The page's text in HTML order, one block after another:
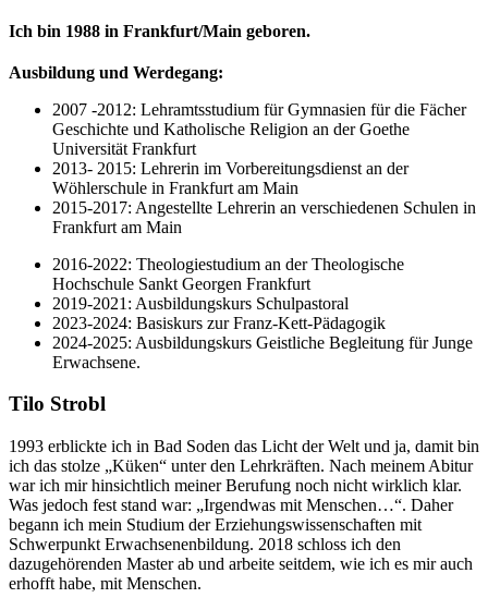
Ich bin 1988 in Frankfurt/Main geboren.
Ausbildung und Werdegang:
2007 -2012: Lehramtsstudium für Gymnasien für die Fächer
Geschichte und Katholische Religion an der Goethe
Universität Frankfurt
2013- 2015: Lehrerin im Vorbereitungsdienst an der
Wöhlerschule in Frankfurt am Main
2015-2017: Angestellte Lehrerin an verschiedenen Schulen in
Frankfurt am Main
2016-2022: Theologiestudium an der Theologische
Hochschule Sankt Georgen Frankfurt
2019-2021: Ausbildungskurs Schulpastoral
2023-2024: Basiskurs zur Franz-Kett-Pädagogik
2024-2025: Ausbildungskurs Geistliche Begleitung für Junge
Erwachsene.
Tilo Strobl
1993 erblickte ich in Bad Soden das Licht der Welt und ja, damit bin
ich das stolze „Küken“ unter den Lehrkräften. Nach meinem Abitur
war ich mir hinsichtlich meiner Berufung noch nicht wirklich klar.
Was jedoch fest stand war: „Irgendwas mit Menschen…“. Daher
begann ich mein Studium der Erziehungswissenschaften mit
Schwerpunkt Erwachsenenbildung. 2018 schloss ich den
dazugehörenden Master ab und arbeite seitdem, wie ich es mir auch
erhofft habe, mit Menschen.